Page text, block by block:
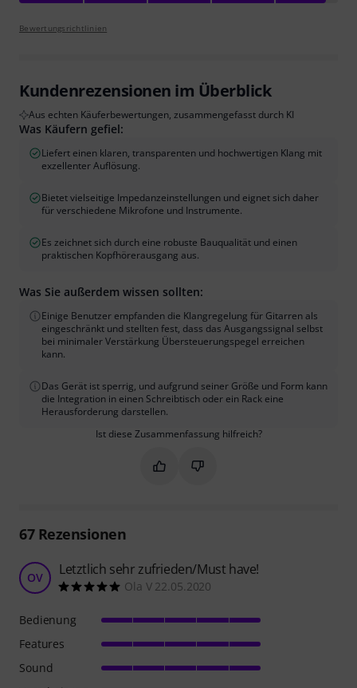
Bewertungsrichtlinien
Kundenrezensionen im Überblick
Aus echten Käuferbewertungen, zusammengefasst durch KI
Was Käufern gefiel:
Liefert einen klaren, transparenten und hochwertigen Klang mit
exzellenter Auflösung.
Bietet vielseitige Impedanzeinstellungen und eignet sich daher
für verschiedene Mikrofone und Instrumente.
Es zeichnet sich durch eine robuste Bauqualität und einen
praktischen Kopfhörerausgang aus.
Was Sie außerdem wissen sollten:
Einige Benutzer empfanden die Klangregelung für Gitarren als
eingeschränkt und stellten fest, dass das Ausgangssignal selbst
bei minimaler Verstärkung Übersteuerungspegel erreichen
kann.
Das Gerät ist sperrig, und aufgrund seiner Größe und Form kann
die Integration in einen Schreibtisch oder ein Rack eine
Herausforderung darstellen.
Ist diese Zusammenfassung hilfreich?
Markieren Sie diese
Markieren Sie diese
67Rezensionen
OV Letztlich sehr zufrieden/Must have!
Ola V 22.05.2020
Bedienung
Features
Sound